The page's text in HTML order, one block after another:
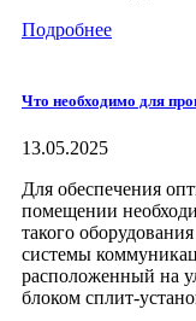
Подробнее
Что необходимо для
13.05.2025
Для обеспечения
помещении
такого
системы
расположенный на
блоком сплит-